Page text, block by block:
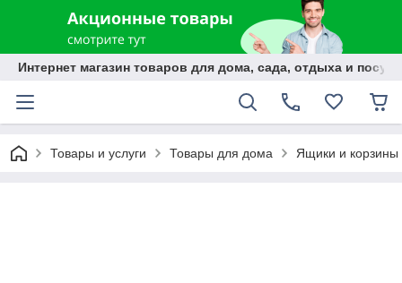
Интернет магазин товаров для дома, сада, отдыха и
Товары и услуги Товары для дома Ящики и корзины